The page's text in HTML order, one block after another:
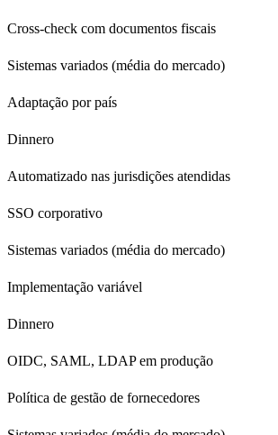
Cross-check com documentos fiscais
Sistemas variados (média do mercado)
Adaptação por país
Dinnero
Automatizado nas jurisdições atendidas
SSO corporativo
Sistemas variados (média do mercado)
Implementação variável
Dinnero
OIDC, SAML, LDAP em produção
Política de gestão de fornecedores